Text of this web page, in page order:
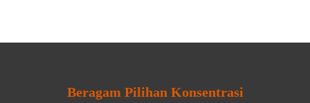
Beragam Pilihan Konsentrasi